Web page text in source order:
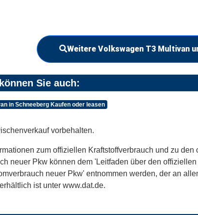
Weitere Volkswagen T3 Multivan
Sie auch:
in Schneeberg Kaufen oder leasen
vorbehalten.
zum offiziellen Kraftstoffverbrauch und zu
neuer Pkw können dem 'Leitfaden über den
neuer Pkw' entnommen werden, der an
ist unter www.dat.de.